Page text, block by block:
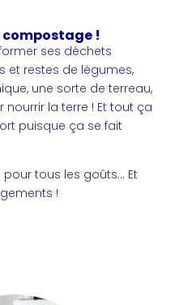
compostage !
ses déchets
et restes de légumes,
une sorte de terreau,
la terre ! Et tout ça
puisque ça se fait
pour tous les goûts… Et
!